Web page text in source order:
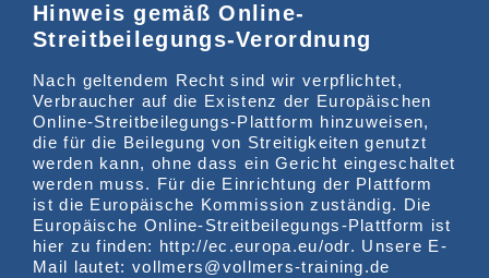
Hinweis gemäß Online-
Streitbeilegungs-Verordnung
Nach geltendem Recht sind wir verpflichtet,
Verbraucher auf die Existenz der Europäischen
Online-Streitbeilegungs-Plattform hinzuweisen,
die für die Beilegung von Streitigkeiten genutzt
werden kann, ohne dass ein Gericht eingeschaltet
werden muss. Für die Einrichtung der Plattform
ist die Europäische Kommission zuständig. Die
Europäische Online-Streitbeilegungs-Plattform ist
hier zu finden: http://ec.europa.eu/odr. Unsere E-
Mail lautet: vollmers@vollmers-training.de